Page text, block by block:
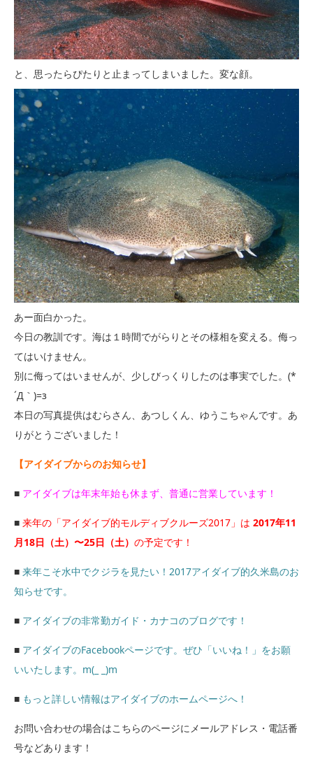
と、思ったらぴたりと止まってしまいました。変な顔。
あー面白かった。
今日の教訓です。海は１時間でがらりとその様相を変える。侮っ
てはいけません。
別に侮ってはいませんが、少しびっくりしたのは事実でした。(*
´Д｀)=з
本日の写真提供はむらさん、あつしくん、ゆうこちゃんです。あ
りがとうございました！
【アイダイブからのお知らせ】
■ アイダイブは年末年始も休まず、普通に営業しています！
■ 来年の「アイダイブ的モルディブクルーズ2017」は 2017年11
月18日（土）〜25日（土） の予定です！
■ 来年こそ水中でクジラを見たい！2017アイダイブ的久米島のお
知らせです。
■ アイダイブの非常勤ガイド・カナコのブログです！
■ アイダイブのFacebookページです。ぜひ「いいね！」をお願
いいたします。m(_ _)m
■ もっと詳しい情報はアイダイブのホームページへ！
お問い合わせの場合はこちらのページにメールアドレス・電話番
号などあります！